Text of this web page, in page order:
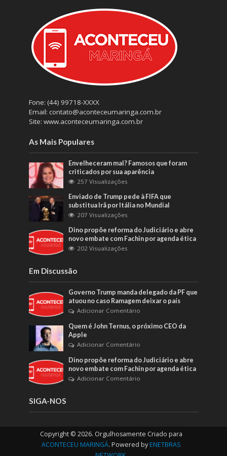
Fone: (44) 99718-XXXX
Email: contato@aconteceumaringa.com.br
Site: www.aconteceumaringa.com.br
As Mais Populares
Envelheceram mal? Famosos que foram
criticados por sua aparência
257 Visualizações
Enviado de Trump pede à FIFA que
substitua Irã por Itália no Mundial
207 Visualizações
Dino propõe reforma do Judiciário e abre
novo embate com Fachin por agenda ética
202 Visualizações
Em Discussão
Governo Trump manda delegado da PF que
atuou no caso Ramagem deixar o país
Adicionar Comentário
Quem é John Ternus, o próximo CEO da
Apple
Adicionar Comentário
Dino propõe reforma do Judiciário e abre
novo embate com Fachin por agenda ética
Adicionar Comentário
SIGA-NOS
Copyright © 2026. Orgulhosamente Criado para
ACONTECEU MARINGÁ. Powered by ENETBRAS